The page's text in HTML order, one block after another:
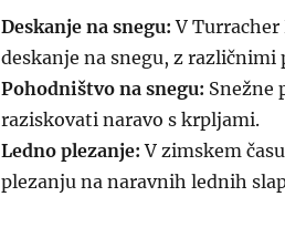
Deskanje na snegu: V
deskanje na snegu, z
Pohodništvo na snegu: Snežne
raziskovati naravo s krpljami.
Ledno plezanje: V zimskem
plezanju na naravnih lednih